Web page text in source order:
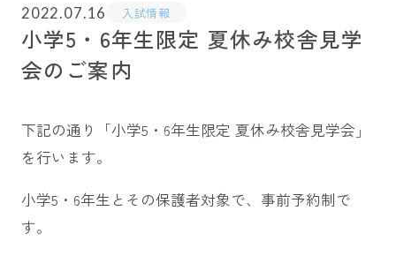
2022.07.16 入試情報
小学5・6年生限定 夏休み校舎見学
会のご案内
下記の通り「小学5・6年生限定 夏休み校舎見学会」
を行います。
小学5・6年生とその保護者対象で、事前予約制で
す。